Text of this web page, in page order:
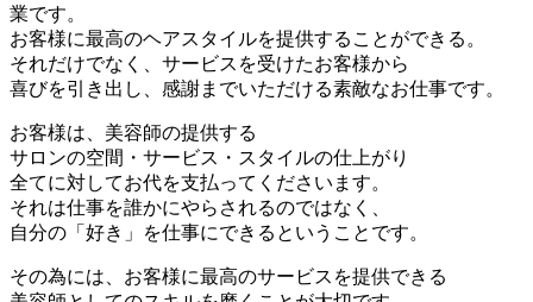
業です。
お客様に最高のヘアスタイルを提供することができる。
それだけでなく、サービスを受けたお客様から
喜びを引き出し、感謝までいただける素敵なお仕事です。
お客様は、美容師の提供する
サロンの空間・サービス・スタイルの仕上がり
全てに対してお代を支払ってくださいます。
それは仕事を誰かにやらされるのではなく、
自分の「好き」を仕事にできるということです。
その為には、お客様に最高のサービスを提供できる